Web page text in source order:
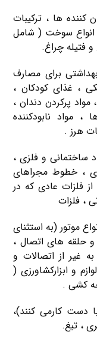
كننده ها ، تركیبات
سوخت ( شامل
فتیله چراغ.
بهداشتی برای مصارف
، غذای كودكان ،
پركردن دندان ،
مواد نابودكننده
هرز .
ساختمانی و فلزی ،
، خطوط مجراهای
فلزات عادی كه در
، فلزات
موتور (به استثنای
حلقه های اتصال ،
غیر از اتصالات و
و ابزاركشاورزی (
كشی .
با دست كارمی كنند)،
، تیغ.